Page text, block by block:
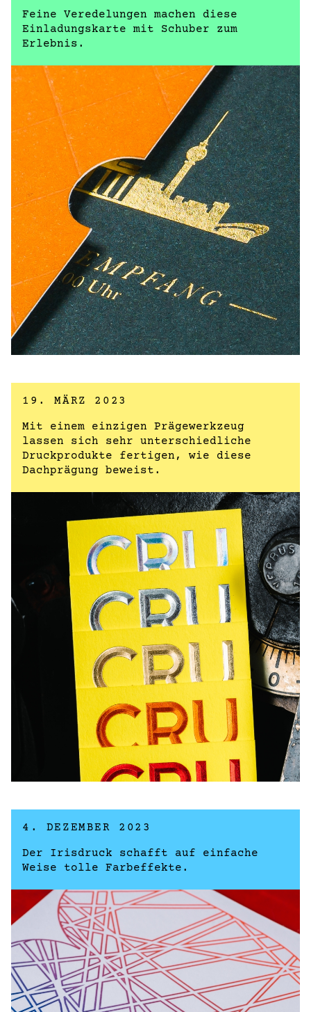
Feine Veredelungen machen diese
Einladungskarte mit Schuber zum
Erlebnis.
19. MÄRZ 2023
Mit einem einzigen Prägewerkzeug
lassen sich sehr unterschiedliche
Druckprodukte fertigen, wie diese
Dachprägung beweist.
4. DEZEMBER 2023
Der Irisdruck schafft auf einfache
Weise tolle Farbeffekte.